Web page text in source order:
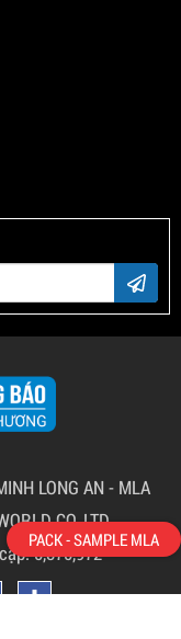
LONG AN - MLA
CO.,LTD
5,875,972
PACK - SAMPLE MLA